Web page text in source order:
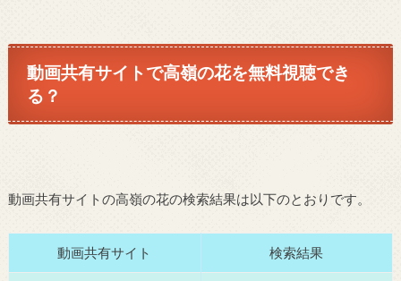
動画共有サイトで高嶺の花を無料視聴でき
る？
動画共有サイトの高嶺の花の検索結果は以下のとおりです。
動画共有サイト 検索結果